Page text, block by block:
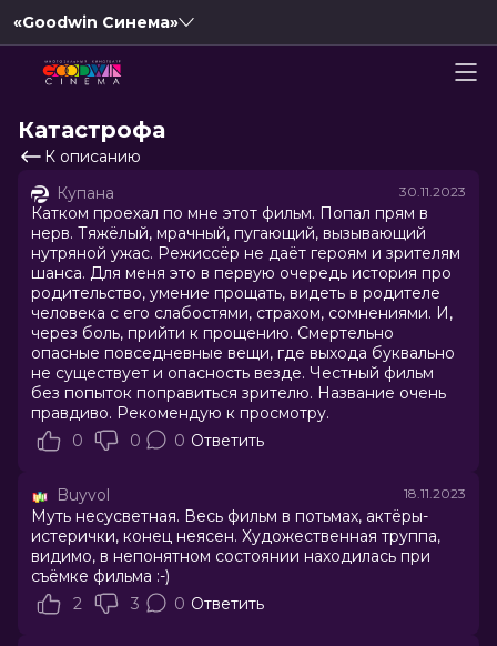
«Goodwin Синема»
Катастрофа
К описанию
Купана
30.11.2023
Катком проехал по мне этот фильм. Попал прям в
нерв. Тяжёлый, мрачный, пугающий, вызывающий
нутряной ужас. Режиссёр не даёт героям и зрителям
шанса. Для меня это в первую очередь история про
родительство, умение прощать, видеть в родителе
человека с его слабостями, страхом, сомнениями. И,
через боль, прийти к прощению. Смертельно
опасные повседневные вещи, где выхода буквально
не существует и опасность везде. Честный фильм
без попыток поправиться зрителю. Название очень
правдиво. Рекомендую к просмотру.
0
0 0 Ответить
Buyvol 18.11.2023
Муть несусветная. Весь фильм в потьмах, актёры-
истерички, конец неясен. Художественная труппа,
видимо, в непонятном состоянии находилась при
съёмке фильма :-)
2
3 0 Ответить